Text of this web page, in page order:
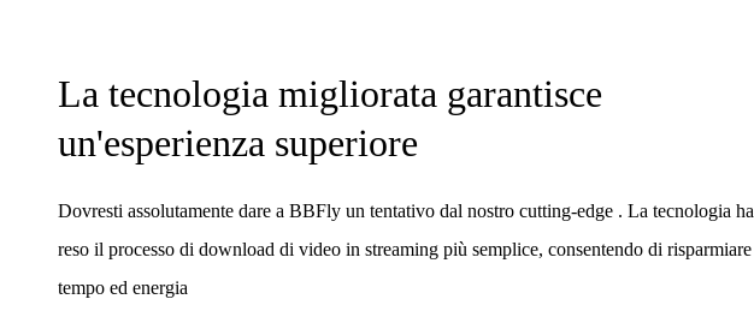
La tecnologia migliorata garantisce
un'esperienza superiore
Dovresti assolutamente dare a BBFly un tentativo dal nostro cutting-edge . La tecnologia ha
reso il processo di download di video in streaming più semplice, consentendo di risparmiare
tempo ed energia